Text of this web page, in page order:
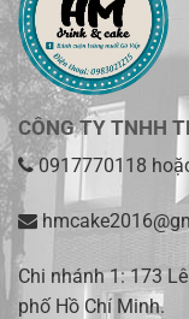
CÔNG TY TNHH
0917770118
Chi nhánh 1:173
phố Hồ Chí Minh.